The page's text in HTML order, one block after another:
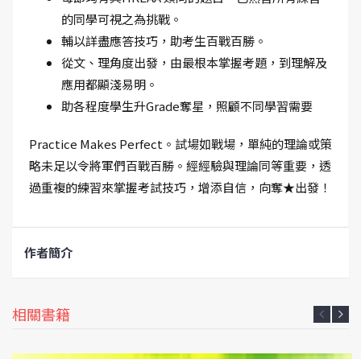
的同學可視之為挑戰。
輔以詳盡應答技巧，助考生百戰百勝。
從文、理角度出發，由最根本掌握考題，到理解及
應用都顯淺易明。
助各程度學生升Grade奪星，照顧不同學習需要
Practice Makes Perfect。試場如戰場，單純的理論或策
略未足以令將軍們百戰百勝。經經驗與理論同等重要，透
過重複的練習來掌握考試技巧，增添自信，向奪★出發！
作者簡介
相關書籍